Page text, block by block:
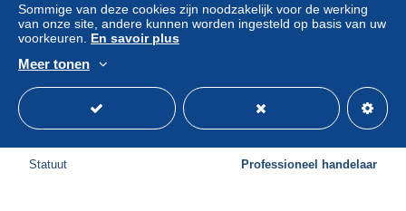
Friedrichroda Grund Haupstrasse Reinhardsbrunn
± US$ 5,76
Statuut Professioneel handelaar
Sommige van deze cookies zijn noodzakelijk voor de werking
van onze site, andere kunnen worden ingesteld op basis van uw
voorkeuren. En savoir plus
Meer tonen